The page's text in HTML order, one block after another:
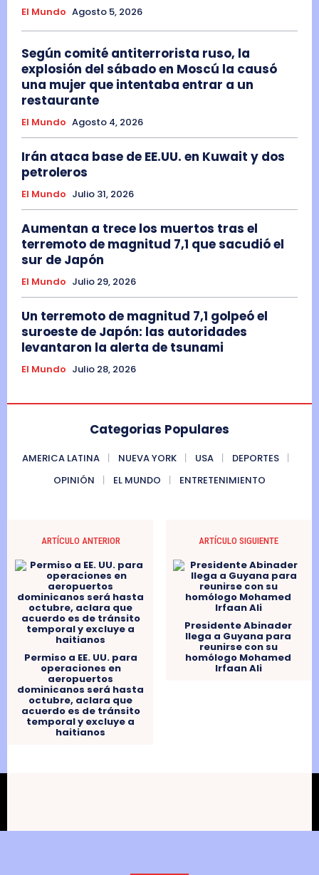
El Mundo Agosto 5, 2026
Según comité antiterrorista ruso, la
explosión del sábado en Moscú la causó
una mujer que intentaba entrar a un
restaurante
El Mundo Agosto 4, 2026
Irán ataca base de EE.UU. en Kuwait y dos
petroleros
El Mundo Julio 31, 2026
Aumentan a trece los muertos tras el
terremoto de magnitud 7,1 que sacudió el
sur de Japón
El Mundo Julio 29, 2026
Un terremoto de magnitud 7,1 golpeó el
suroeste de Japón: las autoridades
levantaron la alerta de tsunami
El Mundo Julio 28, 2026
Categorias Populares
AMERICA LATINA NUEVA YORK USA
DEPORTES
OPINIÓN
EL MUNDO ENTRETENIMIENTO
ARTÍCULO ANTERIOR
Permiso a EE. UU. para
operaciones en
aeropuertos
dominicanos será hasta
octubre, aclara que
acuerdo es de tránsito
temporal y excluye a
haitianos
ARTÍCULO SIGUIENTE
Presidente Abinader
llega a Guyana para
reunirse con su
homólogo Mohamed
Irfaan Ali